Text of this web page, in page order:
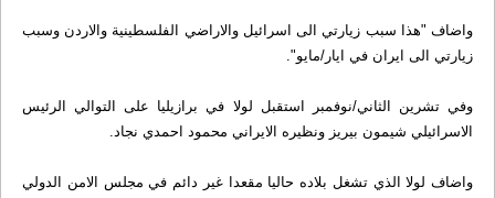
واضاف "هذا سبب زيارتي الى اسرائيل والاراضي الفلسطينية والاردن وسبب
زيارتي الى ايران في ايار/مايو".
وفي تشرين الثاني/نوفمبر استقبل لولا في برازيليا على التوالي الرئيس
الاسرائيلي شيمون بيريز ونظيره الايراني محمود احمدي نجاد.
واضاف لولا الذي تشغل بلاده حاليا مقعدا غير دائم في مجلس الامن الدولي